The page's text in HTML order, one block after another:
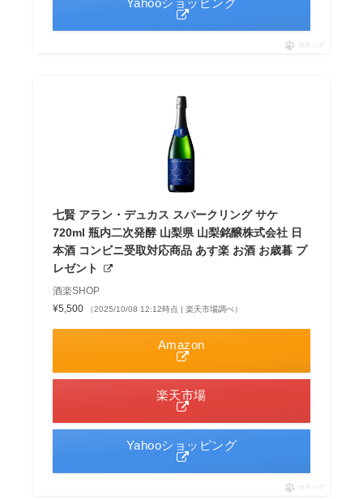
ポチップ
七賢 アラン・デュカス スパークリング サケ
720ml 瓶内二次発酵 山梨県 山梨銘醸株式会社 日
本酒 コンビニ受取対応商品 あす楽 お酒 お歳暮 プ
レゼント
酒楽SHOP
¥5,500
（2025/10/08 12:12時点 | 楽天市場調べ）
Amazon
楽天市場
Yahooショッピング
ポチップ